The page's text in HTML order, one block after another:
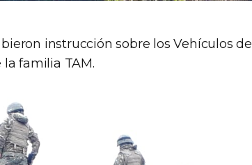
instrucción sobre los Vehículos de
familia TAM.